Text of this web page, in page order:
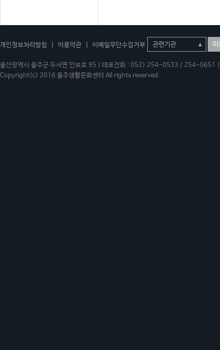
개인정보처리방침 이용약관 이메일무단수집거부 이
울산광역시 울주군 두서면 인보로 95 | 대표전화 : 052) 254-0533 / 254-
Copyright(c) 2016 울주생활문화센터 All rights reserved.